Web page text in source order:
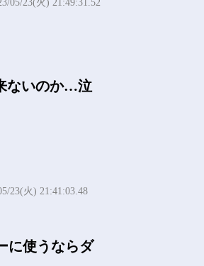
05/23(火) 21:49:31.52
ないのか…泣
23(火) 21:41:03.48
に使うならダ